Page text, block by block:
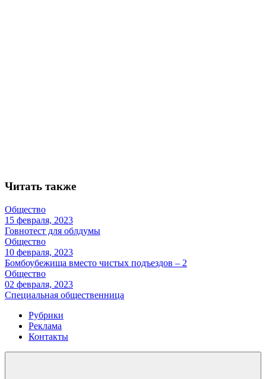
Читать также
Общество
15 февраля, 2023
Говнотест для облдумы
Общество
10 февраля, 2023
Бомбоубежища вместо чистых подъездов – 2
Общество
02 февраля, 2023
Специальная общественница
Рубрики
Реклама
Контакты